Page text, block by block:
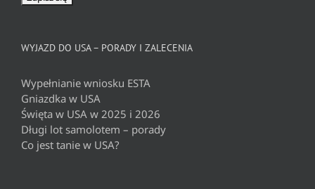
WYJAZD DO USA – PORADY I ZALECENIA
Wypełnianie wniosku ESTA
Gniazdka w USA
Święta w USA w 2025 i 2026
Długi lot samolotem – porady
Co jest tanie w USA?